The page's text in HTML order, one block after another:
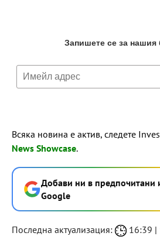
Всяка новина е актив, следете
News Showcase.
Добави ни в предпочитани
Google
Последна актуализация: 16:39 |